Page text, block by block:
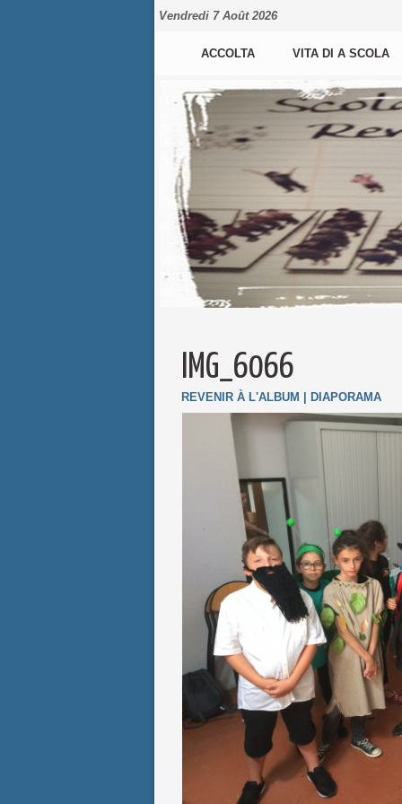
Vendredi 7 Août 2026
ACCOLTA VITA DI A SCOLA
IMG_6066
REVENIR À L'ALBUM DIAPORAMA